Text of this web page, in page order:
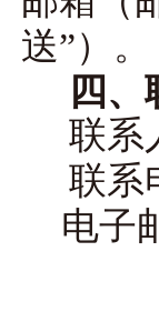
送”）。
四
联系
联系
电子